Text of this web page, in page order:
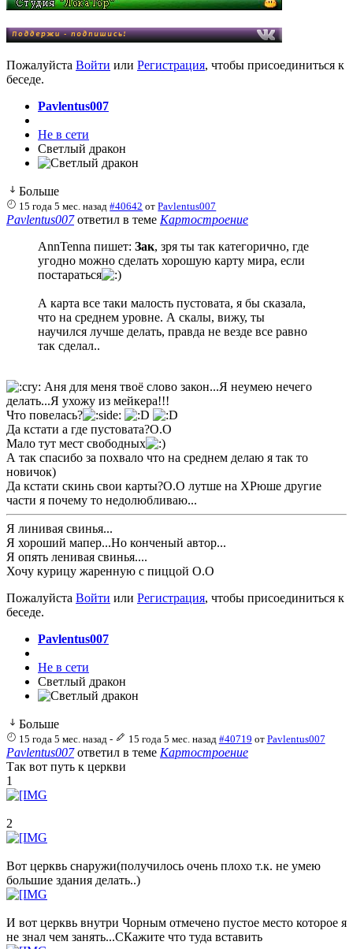
Пожалуйста Войти или Регистрация, чтобы присоединиться к
беседе.
Pavlentus007
Не в сети
Светлый дракон
Больше
15 года 5 мес. назад #40642 отPavlentus007
Pavlentus007ответил в теме Картостроение
AnnTenna пишет: Зак, зря ты так категорично, где
угодно можно сделать хорошую карту мира, если
постараться
А карта все таки малость пустовата, я бы сказала,
что на среднем уровне. А скалы, вижу, ты
научился лучше делать, правда не везде все равно
так сделал..
Аня для меня твоё слово закон...Я неумею нечего
делать...Я ухожу из мейкера!!!
Что повелась?
Да кстати а где пустовата?О.О
Мало тут мест свободных
А так спасибо за похвало что на среднем делаю я так то
новичок)
Да кстати скинь свои карты?О.О лутше на ХРюше другие
части я почему то недолюбливаю...
Я линивая свинья...
Я хороший мапер...Но конченый автор...
Я опять ленивая свинья....
Хочу курицу жаренную с пиццой О.О
Пожалуйста Войти или Регистрация, чтобы присоединиться к
беседе.
Pavlentus007
Не в сети
Светлый дракон
Больше
15 года 5 мес. назад - 15 года 5 мес. назад #40719 от Pavlentus007
Pavlentus007ответил в теме Картостроение
Так вот путь к церкви
1
2
Вот церквь снаружи(получилось очень плохо т.к. не умею
большие здания делать..)
И вот церквь внутри Чорным отмечено пустое место которое я
не знал чем занять...СКажите что туда вставить